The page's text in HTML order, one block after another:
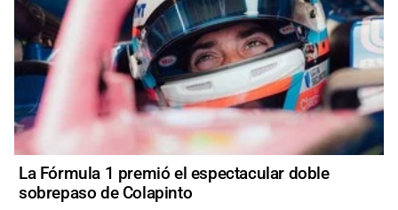
La Fórmula 1 premió el espectacular doble
sobrepaso de Colapinto